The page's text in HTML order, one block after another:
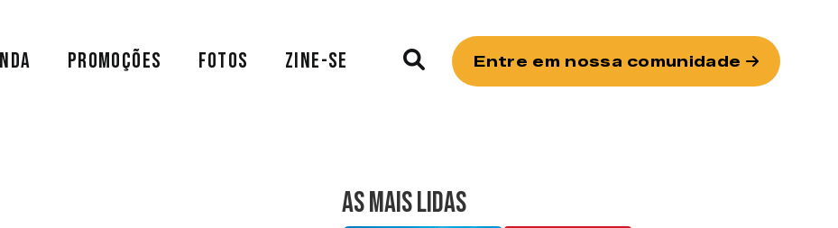
PROMOÇÕES FOTOS ZINE-SE Entre em nossa comunidade
AS MAIS LIDAS